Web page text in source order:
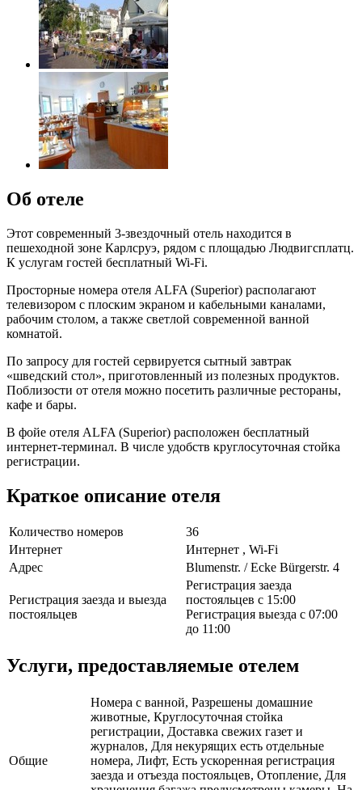
Об отеле
Этот современный 3-звездочный отель находится в
пешеходной зоне Карлсруэ, рядом с площадью Людвигсплатц.
К услугам гостей бесплатный Wi-Fi.
Просторные номера отеля ALFA (Superior) располагают
телевизором с плоским экраном и кабельными каналами,
рабочим столом, а также светлой современной ванной
комнатой.
По запросу для гостей сервируется сытный завтрак
«шведский стол», приготовленный из полезных продуктов.
Поблизости от отеля можно посетить различные рестораны,
кафе и бары.
В фойе отеля ALFA (Superior) расположен бесплатный
интернет-терминал. В числе удобств круглосуточная стойка
регистрации.
Краткое описание отеля
Количество номеров
36
Интернет
Интернет , Wi-Fi
Адрес
Blumenstr. / Ecke Bürgerstr. 4
Регистрация заезда и выезда
постояльцев
Регистрация заезда
постояльцев с 15:00
Регистрация выезда с 07:00
до 11:00
Услуги, предоставляемые отелем
Общие
Номера с ванной, Разрешены домашние
животные, Круглосуточная стойка
регистрации, Доставка свежих газет и
журналов, Для некурящих есть отдельные
номера, Лифт, Есть ускоренная регистрация
заезда и отъезда постояльцев, Отопление, Для